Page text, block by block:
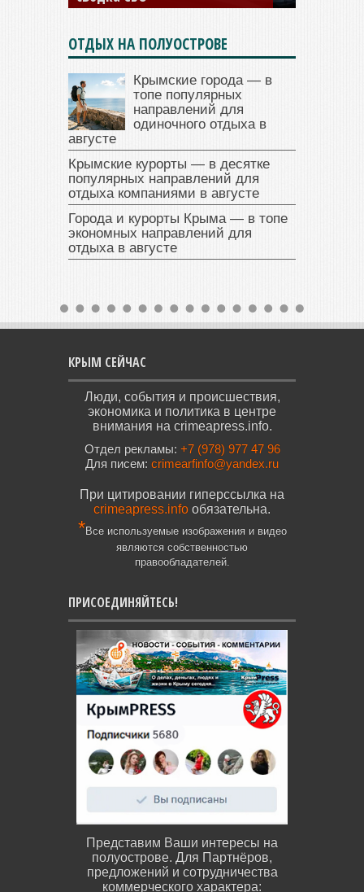
ОТДЫХ НА ПОЛУОСТРОВЕ
Крымские города — в
топе популярных
направлений для
одиночного отдыха в
августе
Крымские курорты — в десятке
популярных направлений для
отдыха компаниями в августе
Города и курорты Крыма — в топе
экономных направлений для
отдыха в августе
КРЫМ СЕЙЧАС
Люди, события и происшествия,
экономика и политика в центре
внимания на crimeapress.info.
Отдел рекламы: +7 (978) 977 47 96
Для писем: crimearfinfo@yandex.ru
При цитировании гиперссылка на
crimeapress.info обязательна.
*Все используемые изображения и видео
являются собственностью
правообладателей.
ПРИСОЕДИНЯЙТЕСЬ!
Представим Ваши интересы на
полуострове. Для Партнёров,
предложений и сотрудничества
коммерческого характера: